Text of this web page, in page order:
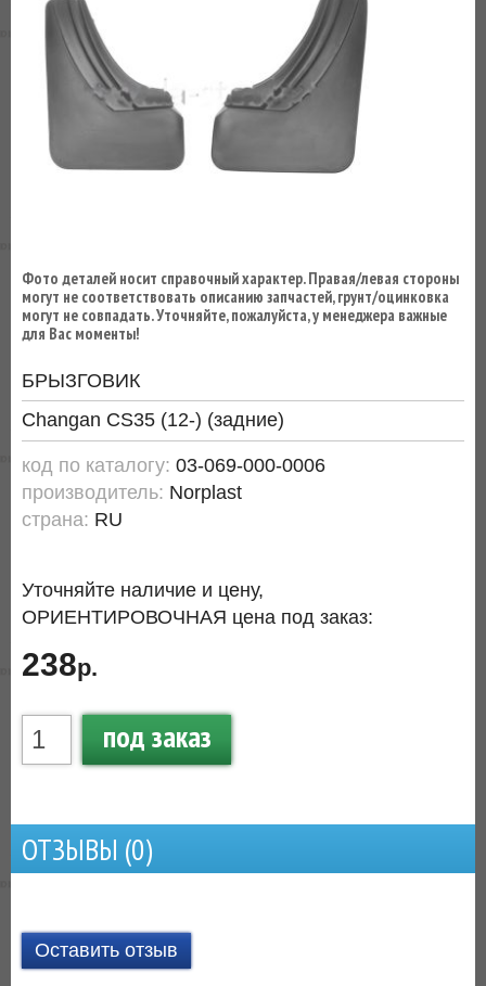
Фото деталей носит справочный характер. Правая/левая стороны
могут не соответствовать описанию запчастей, грунт/оцинковка
могут не совпадать. Уточняйте, пожалуйста, у менеджера важные
для Вас моменты!
БРЫЗГОВИК
Changan CS35 (12-) (задние)
код по каталогу: 03-069-000-0006
производитель: Norplast
страна: RU
Уточняйте наличие и цену,
ОРИЕНТИРОВОЧНАЯ цена под заказ:
238р.
под заказ
ОТЗЫВЫ (0)
Оставить отзыв